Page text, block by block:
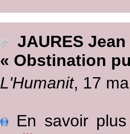
JAURES Jean
« Obstination
L'Humanit, 17
En savoir